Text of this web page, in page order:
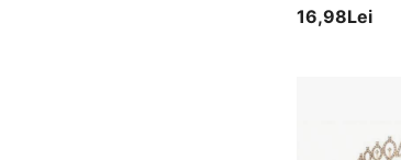
16,98Lei